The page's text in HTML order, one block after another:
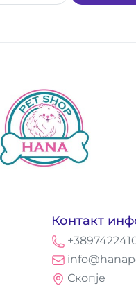
Контакт
Скопје